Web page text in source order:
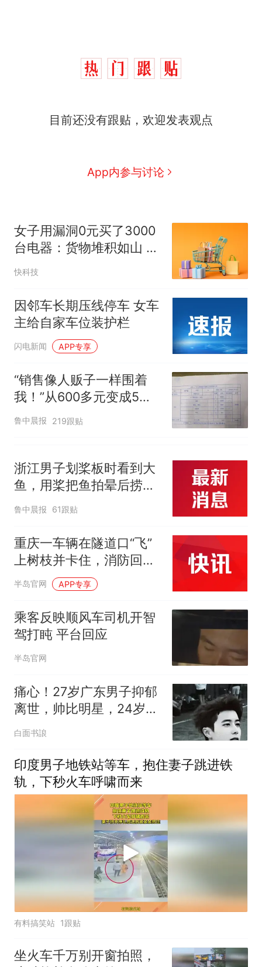
目前还没有跟贴，欢迎发表观点
App内参与讨论
女子用漏洞0元买了3000
台电器：货物堆积如山 8
小时才清点完
快科技
因邻车长期压线停车 女车
主给自家车位装护栏
闪电新闻 APP专享
“销售像人贩子一样围着
我！”从600多元变成5万
元，57岁保洁阿姨做医美
后眼睛肿到流泪、视物模
鲁中晨报 219跟贴
浙江男子划桨板时看到大
鱼，用桨把鱼拍晕后捞
起；当事人：鱼重7斤6
味道很好
鲁中晨报 61跟贴
重庆一车辆在隧道口“飞”
上树枝并卡住，消防回
应：车上人员无大碍
半岛官网 APP专享
乘客反映顺风车司机开智
驾打盹 平台回应
半岛官网
痛心！27岁广东男子抑郁
离世，帅比明星，24岁女
友两年前生病去世
白面书誏
印度男子地铁站等车，抱住妻子跳进铁
轨，下秒火车呼啸而来
有料搞笑站 1跟贴
坐火车千万别开窗拍照，